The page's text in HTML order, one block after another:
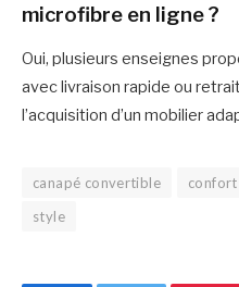
microfibre en ligne ?
Oui, plusieurs enseignes
avec livraison rapide ou
l’acquisition d’un mobilier
canapé convertible confort
style